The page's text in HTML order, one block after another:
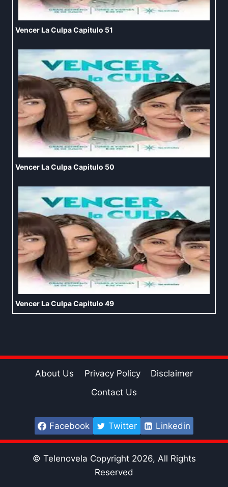
Vencer La Culpa Capitulo 51
Vencer La Culpa Capitulo 50
Vencer La Culpa Capitulo 49
About Us Privacy Policy
Disclaimer
Contact Us
Facebook Twitter Linkedin
© Telenovela Copyright 2026, All Rights
Reserved